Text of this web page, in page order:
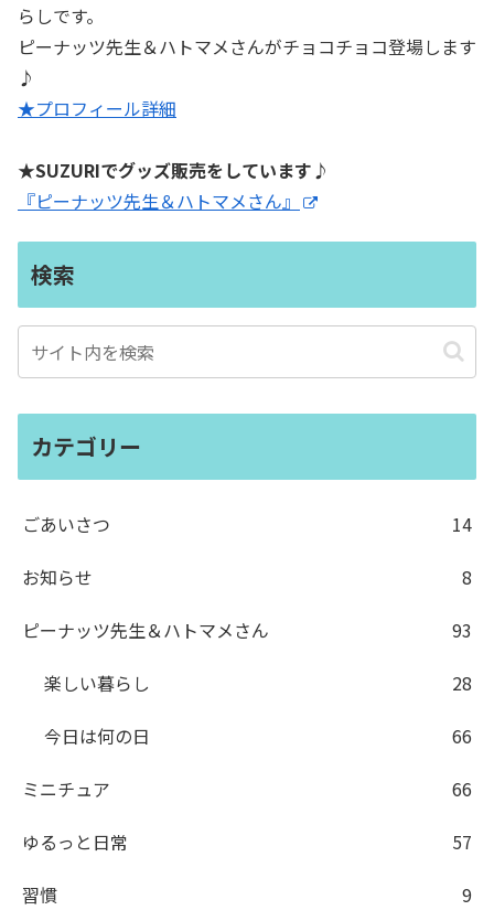
らしです。
ピーナッツ先生＆ハトマメさんがチョコチョコ登場します
♪
★プロフィール詳細
★SUZURIでグッズ販売をしています♪
『ピーナッツ先生＆ハトマメさん』
検索
カテゴリー
ごあいさつ
14
お知らせ
8
ピーナッツ先生＆ハトマメさん
93
楽しい暮らし
28
今日は何の日
66
ミニチュア
66
ゆるっと日常
57
習慣
9